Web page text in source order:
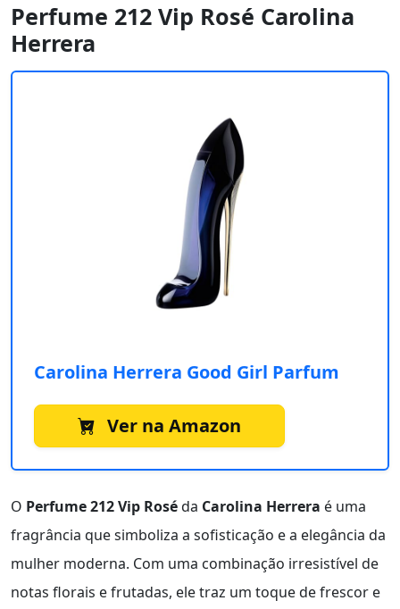
Perfume 212 Vip Rosé Carolina
Herrera
Carolina Herrera Good Girl Parfum
Ver na Amazon
O Perfume 212 Vip Roséda Carolina Herrera é uma
fragrância que simboliza a sofisticação e a elegância da
mulher moderna. Com uma combinação irresistível de
notas florais e frutadas, ele traz um toque de frescor e